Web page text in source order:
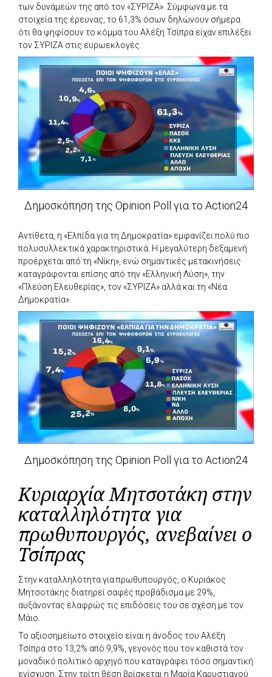
των δυνάμεών της από τον «ΣΥΡΙΖΑ». Σύμφωνα με τα
στοιχεία της έρευνας, το 61,3% όσων δηλώνουν σήμερα
ότι θα ψηφίσουν το κόμμα του Αλέξη Τσίπρα είχαν επιλέξει
τον ΣΥΡΙΖΑ στις ευρωεκλογές.
Δημοσκόπηση της Opinion Poll για το Action24
Αντίθετα, η «Ελπίδα για τη Δημοκρατία» εμφανίζει πολύ πιο
πολυσυλλεκτικά χαρακτηριστικά. Η μεγαλύτερη δεξαμενή
προέρχεται από τη «Νίκη», ενώ σημαντικές μετακινήσεις
καταγράφονται επίσης από την «Ελληνική Λύση», την
«Πλεύση Ελευθερίας», τον «ΣΥΡΙΖΑ» αλλά και τη «Νέα
Δημοκρατία».
Δημοσκόπηση της Opinion Poll για το Action24
Κυριαρχία Μητσοτάκη στην
καταλληλότητα για
πρωθυπουργός, ανεβαίνει ο
Τσίπρας
Στην καταλληλότητα για πρωθυπουργός, ο Κυριάκος
Μητσοτάκης διατηρεί σαφές προβάδισμα με 29%,
αυξάνοντας ελαφρώς τις επιδόσεις του σε σχέση με τον
Μάιο.
Το αξιοσημείωτο στοιχείο είναι η άνοδος του Αλέξη
Τσίπρα στο 13,2% από 9,9%, γεγονός που τον καθιστά τον
μοναδικό πολιτικό αρχηγό που καταγράφει τόσο σημαντική
ενίσχυση. Στην τρίτη θέση βρίσκεται η Μαρία Καρυστιανού